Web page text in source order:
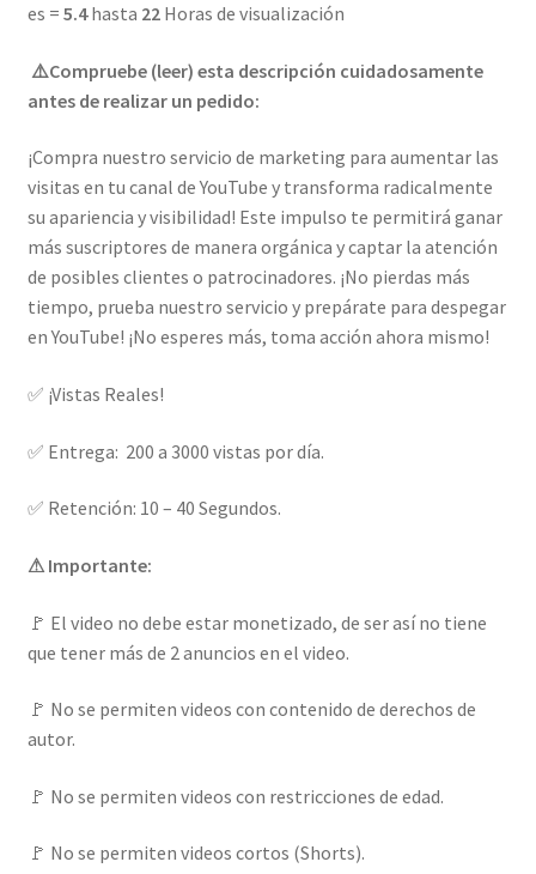
es = 5.4hasta 22Horas de visualización
⚠️Compruebe (leer) esta descripción cuidadosamente
antes de realizar un pedido:
¡Compra nuestro servicio de marketing para aumentar las
visitas en tu canal de YouTube y transforma radicalmente
su apariencia y visibilidad! Este impulso te permitirá ganar
más suscriptores de manera orgánica y captar la atención
de posibles clientes o patrocinadores. ¡No pierdas más
tiempo, prueba nuestro servicio y prepárate para despegar
en YouTube! ¡No esperes más, toma acción ahora mismo!
✅ ¡Vistas Reales!
✅ Entrega: 200 a 3000 vistas por día.
✅ Retención: 10 – 40 Segundos.
⚠ Importante:
🚩 El video no debe estar monetizado, de ser así no tiene
que tener más de 2 anuncios en el video.
🚩 No se permiten videos con contenido de derechos de
autor.
🚩 No se permiten videos con restricciones de edad.
🚩 No se permiten videos cortos (Shorts).